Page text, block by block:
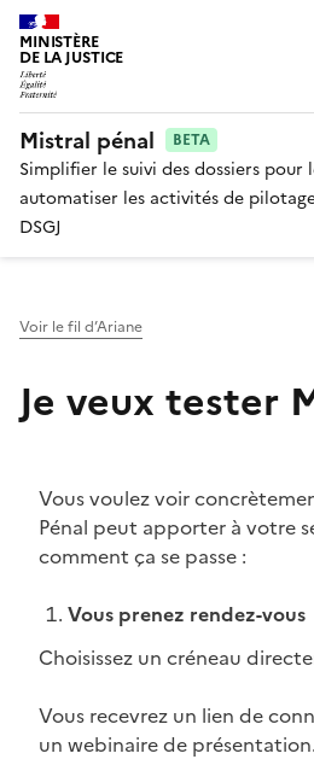
MINISTÈRE
DE LA JUSTICE
Mistral pénal BETA
Simplifier le suivi des dossiers pour
automatiser les activités de
DSGJ
Voir le fil d’Ariane
Je veux tester
Vous voulez voir
Pénal peut apporter à votre
comment ça se passe :
Vous prenez rendez-vous
Choisissez un créneau
Vous recevrez un lien de
un webinaire de présentation.